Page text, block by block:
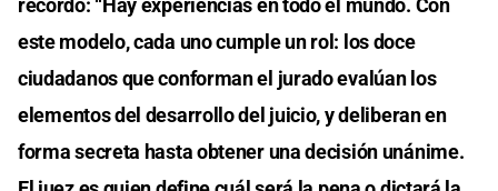
este modelo, cada uno cumple un rol: los doce
ciudadanos que conforman el jurado evalúan los
elementos del desarrollo del juicio, y deliberan en
forma secreta hasta obtener una decisión unánime.